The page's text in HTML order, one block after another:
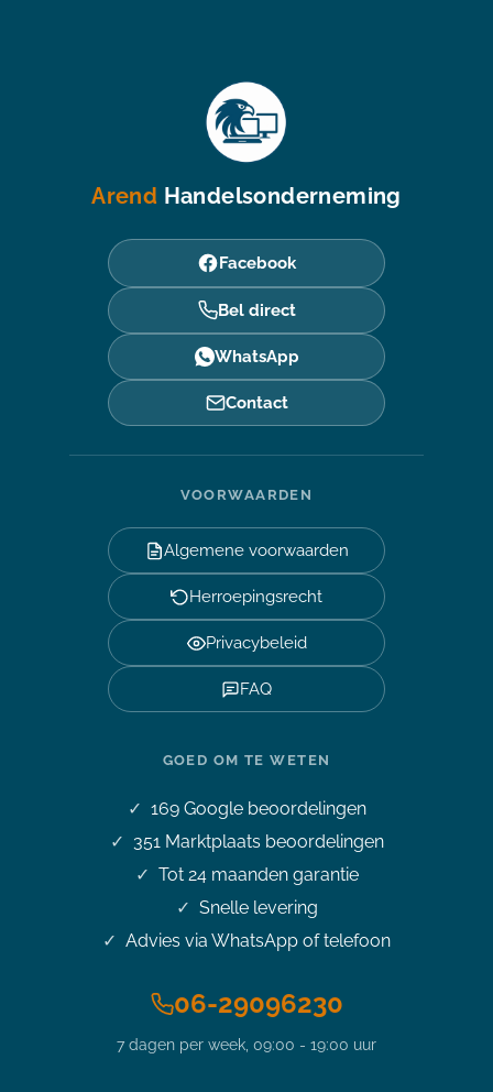
Arend Handelsonderneming
Facebook
Bel direct
WhatsApp
Contact
VOORWAARDEN
Algemene voorwaarden
Herroepingsrecht
Privacybeleid
FAQ
GOED OM TE WETEN
169Google beoordelingen
351Marktplaats beoordelingen
Tot 24 maanden garantie
Snelle levering
Advies via WhatsApp of telefoon
06-29096230
7 dagen per week, 09:00 - 19:00 uur
Stel je vraag over dit